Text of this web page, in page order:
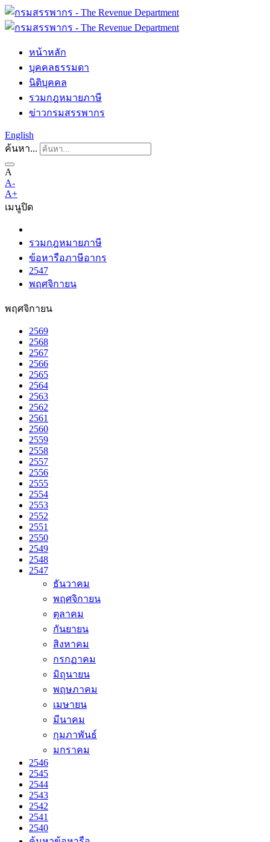
หน้าหลัก
บุคคลธรรมดา
นิติบุคคล
รวมกฎหมายภาษี
ข่าวกรมสรรพากร
English
ค้นหา...
A
A-
A+
เมนูปิด
รวมกฎหมายภาษี
ข้อหารือภาษีอากร
2547
พฤศจิกายน
พฤศจิกายน
2569
2568
2567
2566
2565
2564
2563
2562
2561
2560
2559
2558
2557
2556
2555
2554
2553
2552
2551
2550
2549
2548
2547
ธันวาคม
พฤศจิกายน
ตุลาคม
กันยายน
สิงหาคม
กรกฏาคม
มิถุนายน
พฤษภาคม
เมษายน
มีนาคม
กุมภาพันธ์
มกราคม
2546
2545
2544
2543
2542
2541
2540